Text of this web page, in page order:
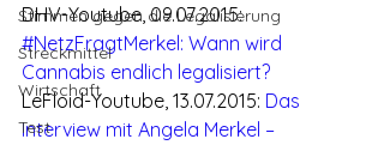
Stimmen gegen die Legalisierung
Streckmittel
Wirtschaft
Test
DHV-Youtube, 09.07.2015:
#NetzFragtMerkel: Wann wird
Cannabis endlich legalisiert?
LeFloid-Youtube, 13.07.2015: Das
Interview mit Angela Merkel –